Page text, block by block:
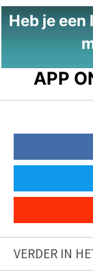
Heb je
APP
VERDER IN